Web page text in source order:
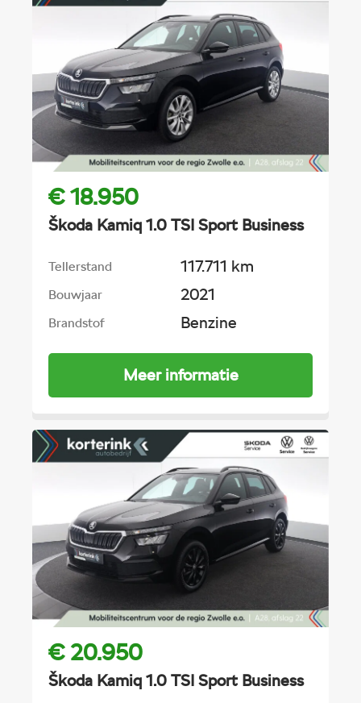
€ 18.950
Škoda Kamiq 1.0 TSI Sport Business
Tellerstand 117.711 km
Bouwjaar 2021
Brandstof Benzine
Meer informatie
€ 20.950
Škoda Kamiq 1.0 TSI Sport Business